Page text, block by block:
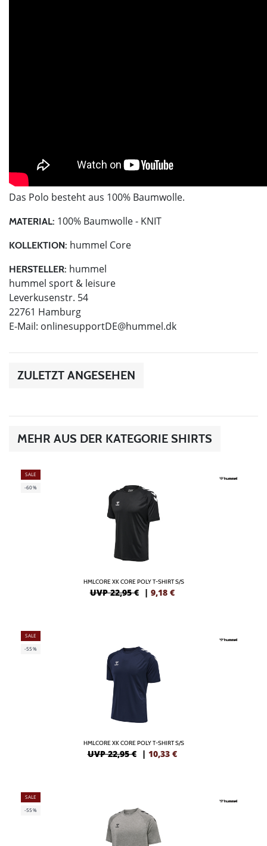
Das Polo besteht aus 100% Baumwolle.
MATERIAL: 100% Baumwolle - KNIT
KOLLEKTION: hummel Core
HERSTELLER: hummel
hummel sport & leisure
Leverkusenstr. 54
22761 Hamburg
E-Mail: onlinesupportDE@hummel.dk
ZULETZT ANGESEHEN
MEHR AUS DER KATEGORIE SHIRTS
SALE
-60%
HMLCORE XK CORE POLY T-SHIRT S/S
UVP 22,95 € | 9,18 €
SALE
-55%
HMLCORE XK CORE POLY T-SHIRT S/S
UVP 22,95 € | 10,33 €
SALE
-55%